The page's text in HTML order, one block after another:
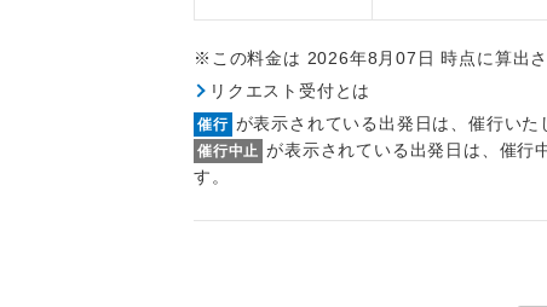
※この料金は 2026年8月07日 時点に算出さ
リクエスト受付とは
催行 が表示されている出発日は、催行いた
催行中止 が表示されている出発日は、催行
す。
2名様